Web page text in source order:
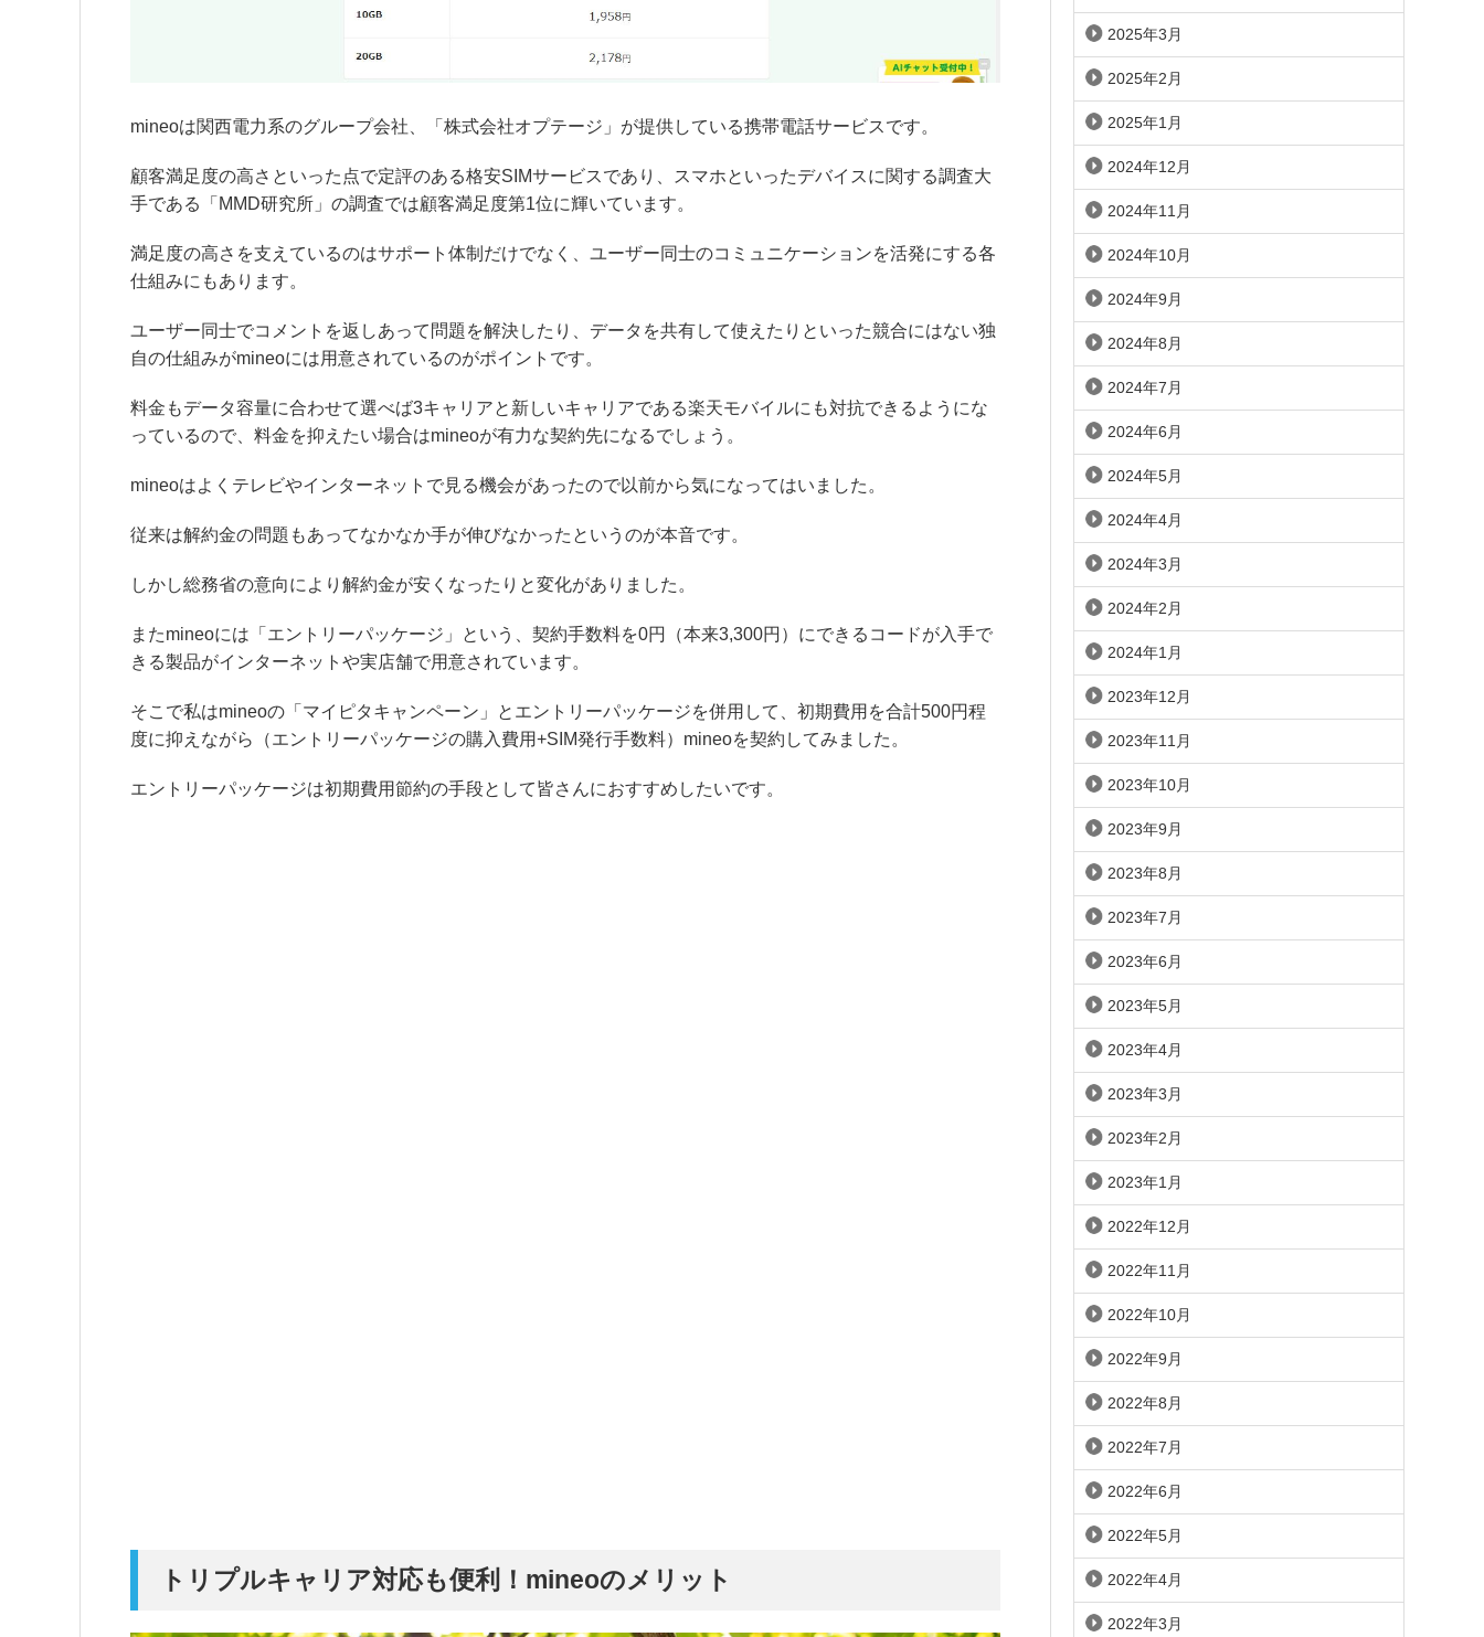
mineoは関西電力系のグループ会社、「株式会社オプテージ」が提供している携帯電話サービスです。
顧客満足度の高さといった点で定評のある格安SIMサービスであり、スマホといったデバイスに関する調査大
手である「MMD研究所」の調査では顧客満足度第1位に輝いています。
満足度の高さを支えているのはサポート体制だけでなく、ユーザー同士のコミュニケーションを活発にする各
仕組みにもあります。
ユーザー同士でコメントを返しあって問題を解決したり、データを共有して使えたりといった競合にはない独
自の仕組みがmineoには用意されているのがポイントです。
料金もデータ容量に合わせて選べば3キャリアと新しいキャリアである楽天モバイルにも対抗できるようにな
っているので、料金を抑えたい場合はmineoが有力な契約先になるでしょう。
mineoはよくテレビやインターネットで見る機会があったので以前から気になってはいました。
従来は解約金の問題もあってなかなか手が伸びなかったというのが本音です。
しかし総務省の意向により解約金が安くなったりと変化がありました。
またmineoには「エントリーパッケージ」という、契約手数料を0円（本来3,300円）にできるコードが入手で
きる製品がインターネットや実店舗で用意されています。
そこで私はmineoの「マイピタキャンペーン」とエントリーパッケージを併用して、初期費用を合計500円程
度に抑えながら（エントリーパッケージの購入費用+SIM発行手数料）mineoを契約してみました。
エントリーパッケージは初期費用節約の手段として皆さんにおすすめしたいです。
トリプルキャリア対応も便利！mineoのメリット
2025年3月
2025年2月
2025年1月
2024年12月
2024年11月
2024年10月
2024年9月
2024年8月
2024年7月
2024年6月
2024年5月
2024年4月
2024年3月
2024年2月
2024年1月
2023年12月
2023年11月
2023年10月
2023年9月
2023年8月
2023年7月
2023年6月
2023年5月
2023年4月
2023年3月
2023年2月
2023年1月
2022年12月
2022年11月
2022年10月
2022年9月
2022年8月
2022年7月
2022年6月
2022年5月
2022年4月
2022年3月